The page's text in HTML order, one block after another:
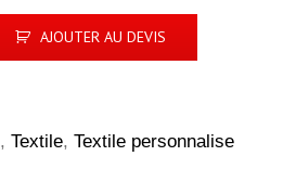
AJOUTER AU DEVIS
, Textile, Textile personnalise